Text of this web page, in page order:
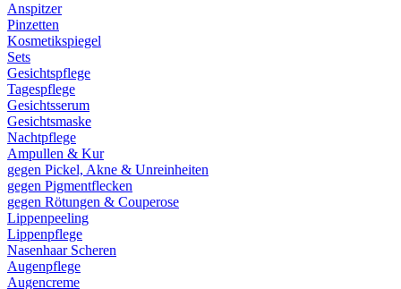
Anspitzer
Pinzetten
Kosmetikspiegel
Sets
Gesichtspflege
Tagespflege
Gesichtsserum
Gesichtsmaske
Nachtpflege
Ampullen & Kur
gegen Pickel, Akne & Unreinheiten
gegen Pigmentflecken
gegen Rötungen & Couperose
Lippenpeeling
Lippenpflege
Nasenhaar Scheren
Augenpflege
Augencreme